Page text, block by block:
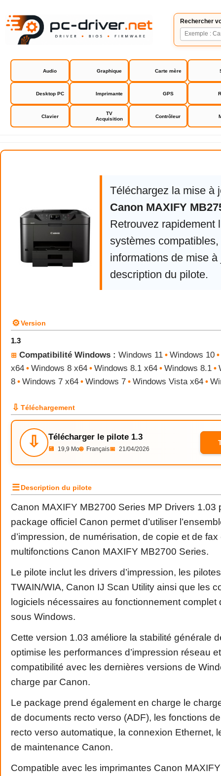
Rechercher
Audio Graphique Carte mère
Desktop PC Imprimante GPS
Clavier
TV
Acquisition
Contrôleur
Canon MAXIFY MB2750 Series
Téléchargez la mise à
Canon MAXIFY
Retrouvez rapidement
systèmes compatibles,
informations de mise à
description du pilote.
⚙Version
1.3
⊞ Compatibilité Windows : Windows 11 • Windows 10 •
x64 • Windows 8 x64 • Windows 8.1 x64 • Windows 8.1 •
8 • Windows 7 x64 • Windows 7 • Windows Vista x64 •
⇩ Téléchargement
⇩ Télécharger le pilote 1.3
💾 19,9 Mo🌐 Français📅 21/04/2026
☰Description du pilote
Canon MAXIFY MB2700 Series MP Drivers 1.03
package officiel Canon permet d’utiliser
d’impression, de numérisation, de copie et de
multifonctions Canon MAXIFY MB2700 Series.
Le pilote inclut les drivers d’impression, les
TWAIN/WIA, Canon IJ Scan Utility ainsi que les
logiciels nécessaires au fonctionnement complet
sous Windows.
Cette version 1.03 améliore la stabilité générale
optimise les performances d’impression réseau
compatibilité avec les dernières versions de
charge par Canon.
Le package prend également en charge le
de documents recto verso (ADF), les fonctions
recto verso automatique, la connexion Ethernet,
de maintenance Canon.
Compatible avec les imprimantes Canon